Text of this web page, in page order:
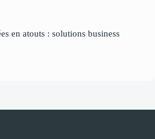
en atouts : solutions business